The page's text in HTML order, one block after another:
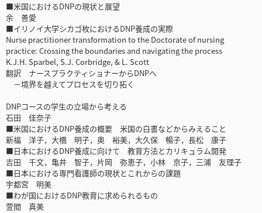
■米国におけるDNPの現状と展望
余 善愛
■イリノイ大学シカゴ枚におけるDNP養成の実際
Nurse practitioner transformation to the Doctorate of nursing
practice: Crossing the boundaries and navigating the process
K.J.H. Sparbel, S.J. Corbridge, & L. Scott
翻訳 ナースプラクティショナーからDNPへ
－境界を越えてプロセスを切り拓く
DNPコースの学生の立場から考える
石田 佳奈子
■米国におけるDNP養成の概要 米国の白書などからみえること
新福 洋子，大橋 明子，奥 裕美，大久保 暢子，長松 康子
■日本におけるDNP養成に向けて 教育方法とカリキュラム開発
吉田 千文，亀井 智子，片岡 弥恵子，小林 京子，三浦 友理子
■日本における専門看護師の現状とこれからの課題
宇都宮 明美
■わが国におけるDNP教育に求められるもの
萱間 真美